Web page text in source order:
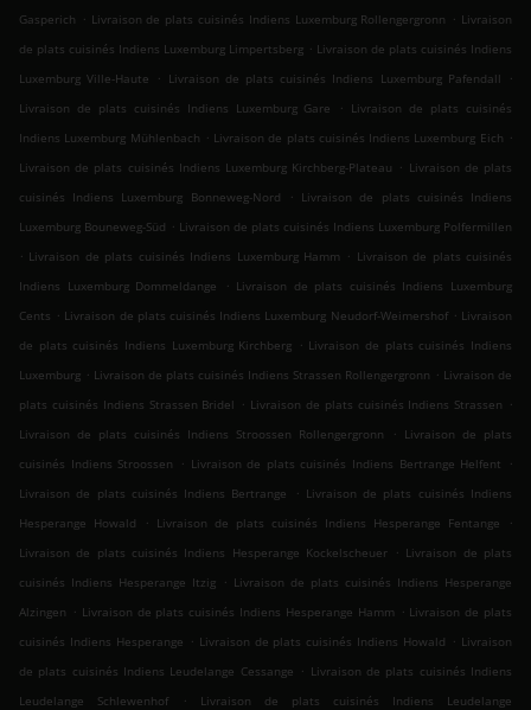
Gasperich . Livraison de plats cuisinés Indiens Luxemburg Rollengergronn . Livraison
de plats cuisinés Indiens Luxemburg Limpertsberg . Livraison de plats cuisinés Indiens
Luxemburg Ville-Haute
. Livraison de plats cuisinés Indiens Luxemburg Pafendall
.
Livraison de plats cuisinés Indiens Luxemburg Gare
. Livraison de plats cuisinés
Indiens Luxemburg Mühlenbach . Livraison de plats cuisinés Indiens Luxemburg Eich .
Livraison de plats cuisinés Indiens Luxemburg Kirchberg-Plateau . Livraison de plats
cuisinés Indiens Luxemburg Bonneweg-Nord
. Livraison de plats cuisinés Indiens
Luxemburg Bouneweg-Süd . Livraison de plats cuisinés Indiens Luxemburg Polfermillen
. Livraison de plats cuisinés Indiens Luxemburg Hamm . Livraison de plats cuisinés
Indiens Luxemburg Dommeldange
. Livraison de plats cuisinés Indiens Luxemburg
Cents . Livraison de plats cuisinés Indiens Luxemburg Neudorf-Weimershof . Livraison
de plats cuisinés Indiens Luxemburg Kirchberg . Livraison de plats cuisinés Indiens
Luxemburg . Livraison de plats cuisinés Indiens Strassen Rollengergronn . Livraison de
plats cuisinés Indiens Strassen Bridel . Livraison de plats cuisinés Indiens Strassen .
Livraison de plats cuisinés Indiens Stroossen Rollengergronn
. Livraison de plats
cuisinés Indiens Stroossen
. Livraison de plats cuisinés Indiens Bertrange Helfent
.
Livraison de plats cuisinés Indiens Bertrange
. Livraison de plats cuisinés Indiens
Hesperange Howald
. Livraison de plats cuisinés Indiens Hesperange Fentange
.
Livraison de plats cuisinés Indiens Hesperange Kockelscheuer . Livraison de plats
cuisinés Indiens Hesperange Itzig . Livraison de plats cuisinés Indiens Hesperange
Alzingen . Livraison de plats cuisinés Indiens Hesperange Hamm . Livraison de plats
cuisinés Indiens Hesperange . Livraison de plats cuisinés Indiens Howald . Livraison
de plats cuisinés Indiens Leudelange Cessange . Livraison de plats cuisinés Indiens
Leudelange Schlewenhof
.
Livraison de plats cuisinés Indiens Leudelange